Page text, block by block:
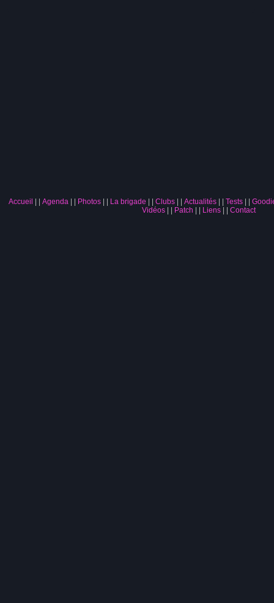
Accueil | Agenda | Photos| La brigade | Clubs| Actualités| Tests|
Vidéos| Patch | Liens| Contact